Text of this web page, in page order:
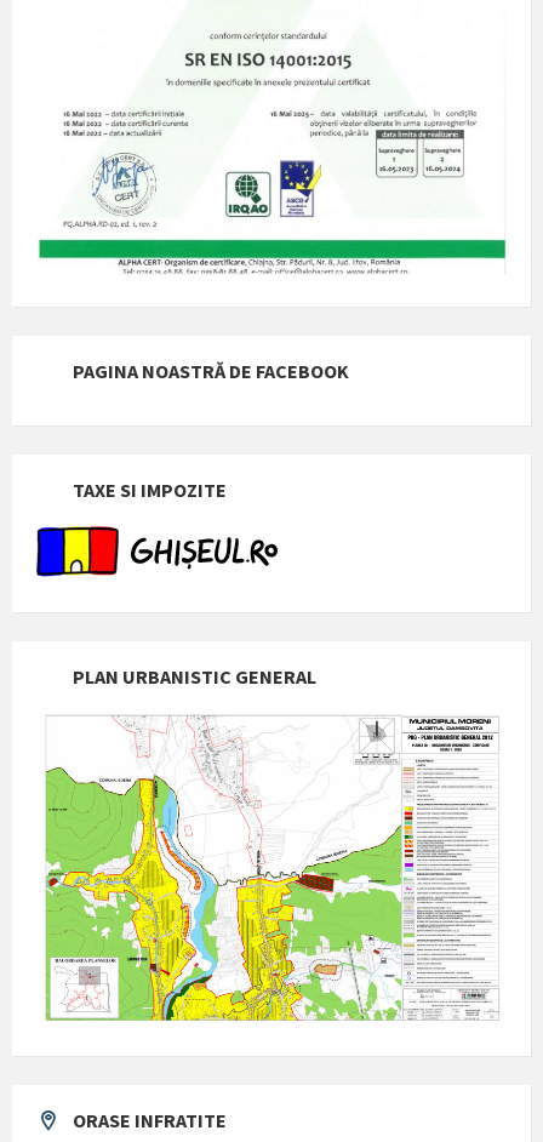
PAGINA NOASTRĂ DE FACEBOOK
TAXE SI IMPOZITE
PLAN URBANISTIC GENERAL
ORASE INFRATITE